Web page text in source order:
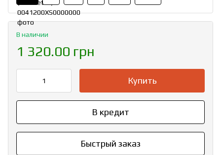
В наличии
1 320.00 грн
Купить
В кредит
Быстрый заказ